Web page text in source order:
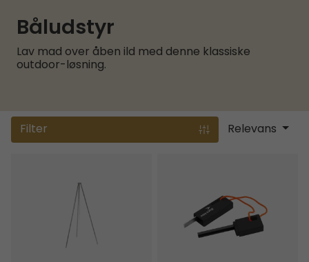
Båludstyr
Lav mad over åben ild med denne klassiske
outdoor-løsning.
Filter Relevans